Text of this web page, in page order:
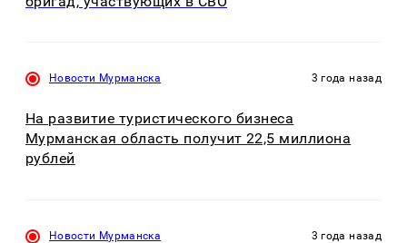
Новости Мурманска 3 года назад
На развитие туристического бизнеса
Мурманская область получит 22,5 миллиона
рублей
Новости Мурманска 3 года назад